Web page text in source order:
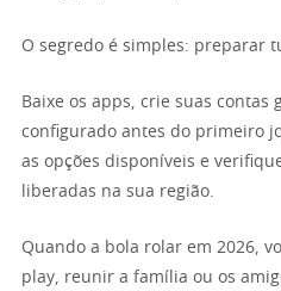
O segredo é simples: preparar
Baixe os apps, crie suas contas
configurado antes do primeiro
as opções disponíveis e
liberadas na sua região.
Quando a bola rolar em 2026,
play, reunir a família ou os